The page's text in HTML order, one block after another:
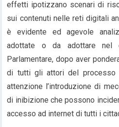
effetti ipotizzano scenari di
sui contenuti nelle reti digitali
è evidente ed agevole
adottate o da adottare nel
Parlamentare, dopo aver
di tutti gli attori del processo
attenzione l’introduzione di
di inibizione che possono
accesso ad internet di tutti i